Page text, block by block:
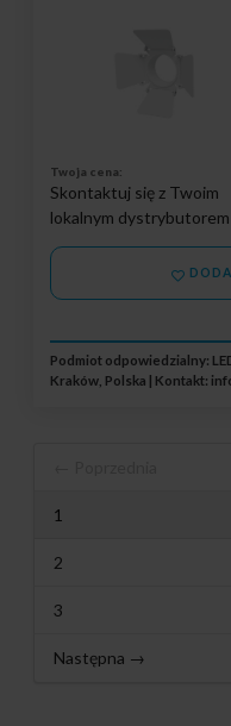
Twoja cena:
Skontaktuj się z Twoim
lokalnym dystrybutorem
Podmiot odpowiedzialny:
Kraków, Polska | Kontakt:
1
2
3
Następna →